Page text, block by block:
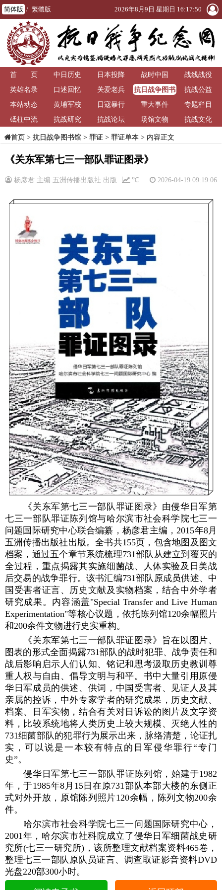
简体版 / 繁體版 2026年8月9日 星期日 16:17:50
首 页 中日历史 日本投降 战时中国
战线战役
英雄名录
口述回忆 关爱老兵
抗日战争图书
馆
抗战公益
本站动态
黄埔军校 日寇暴行 重大事件
专题栏目
砥柱中流
抗战研究 抗战论坛 场馆文物 抗战文化
首页> 抗日战争图书馆> 罪证> 罪证单本> 内容正文
《关东军第七三一部队罪证图录》
杨彦君 主编 五洲传播出版社 出版 2026-04-19 09:19:06
℃
《关东军第七三一部队罪证图录》由侵华日军第
七三一部队罪证陈列馆与哈尔滨市社会科学院七三一
问题国际研究中心联合编纂，杨彦君主编，2015年8月
五洲传播出版社出版。全书共155页，包含地图及图文
档案，通过五个章节系统梳理731部队从建立到覆灭的
全过程，重点揭露其实施细菌战、人体实验及日美战
后交易的战争罪行。该书汇编731部队原成员供述、中
国受害者证言、历史文献及实物档案，结合中外学者
研究成果。内容涵盖"Special Transfer and Live Human
Experimentation"等核心议题，依托陈列馆120余幅照片
和200余件文物进行史实重构。
《关东军第七三一部队罪证图录》旨在以图片、
图表的形式全面揭露731部队的战时犯罪、战争责任和
战后影响启示人们认知、铭记和思考汲取历史教训尊
重人权与自由、倡导文明与和平。书中大量引用原侵
华日军成员的供述、供词，中国受害者、见证人及其
亲属的控诉，中外专家学者的研究成果，历史文献、
档案、日军实物，结合有关对日诉讼的图片及文字资
料，比较系统地将人类历史上较大规模、灭绝人性的
731细菌部队的犯罪行为展示出来，脉络清楚，论证扎
实，可以说是一本较有特点的日军侵华罪行“专门
史”。
侵华日军第七三一部队罪证陈列馆，始建于1982
年，于1985年8月15日在原731部队本部大楼的东侧正
式对外开放，原馆陈列照片120余幅，陈列文物200余
件。
哈尔滨市社会科学院七三一问题国际研究中心，
2001年，哈尔滨市社科院成立了侵华日军细菌战史研
究所(七三一研究所)，该所整理文献档案资料465卷，
整理七三一部队原队员证言、调查取证影音资料DVD
光盘220部300小时。